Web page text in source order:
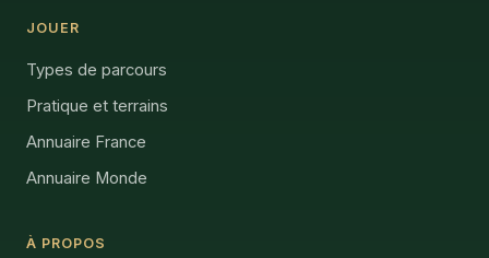
JOUER
Types de parcours
Pratique et terrains
Annuaire France
Annuaire Monde
À PROPOS